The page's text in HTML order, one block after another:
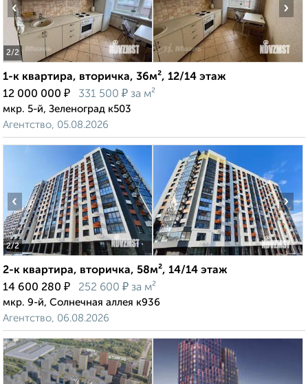
2/2
‹ ›
1-к квартира, вторичка, 36м², 12/14 этаж
12 000 000 ₽ 331 500 ₽ за м²
мкр. 5-й, Зеленоград к503
Агентство, 05.08.2026
2/2
‹ ›
2-к квартира, вторичка, 58м², 14/14 этаж
14 600 280 ₽ 252 600 ₽ за м²
мкр. 9-й, Солнечная аллея к936
Агентство, 06.08.2026